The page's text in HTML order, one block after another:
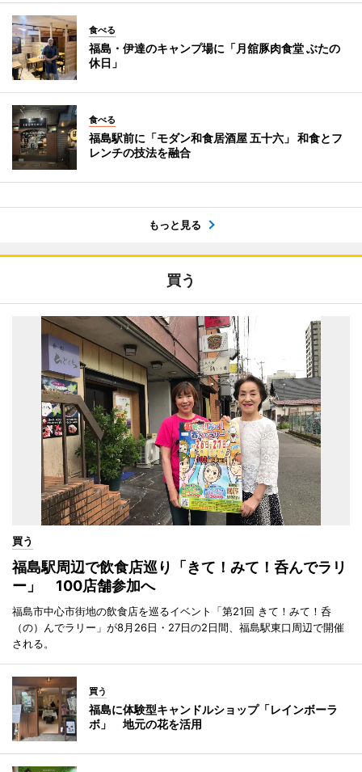
食べる
福島・伊達のキャンプ場に「月舘豚肉食堂 ぶたの
休日」
食べる
福島駅前に「モダン和食居酒屋 五十六」 和食とフ
レンチの技法を融合
もっと見る
買う
買う
福島駅周辺で飲食店巡り「きて！みて！呑んでラリ
ー」 100店舗参加へ
福島市中心市街地の飲食店を巡るイベント「第21回 きて！みて！呑
（の）んでラリー」が8月26日・27日の2日間、福島駅東口周辺で開催
される。
買う
福島に体験型キャンドルショップ「レインボーラ
ボ」 地元の花を活用